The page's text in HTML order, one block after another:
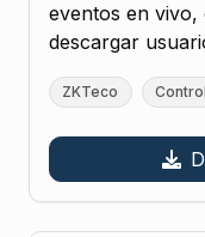
eventos en
descargar
ZKTeco